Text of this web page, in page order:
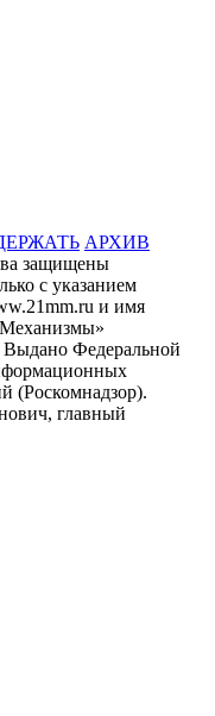
АРХИВ
защищены
с указанием
и имя
Федеральной
(Роскомнадзор).
главный